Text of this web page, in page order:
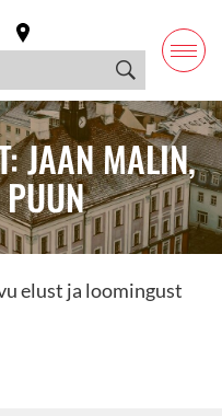
JAAN MALIN,
elust ja loomingust